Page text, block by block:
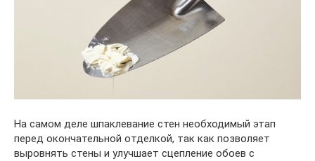
На самом деле шпаклевание стен необходимый этап
перед окончательной отделкой, так как позволяет
выровнять стены и улучшает сцепление обоев с